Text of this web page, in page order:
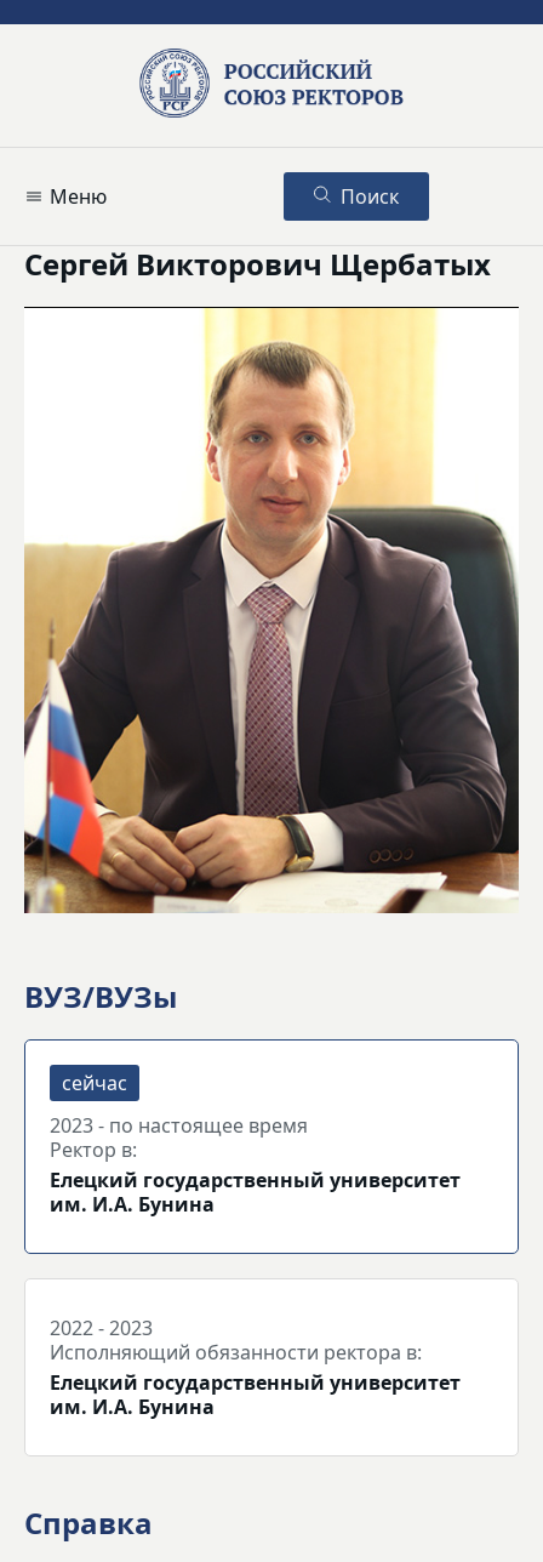
Меню Поиск
Сергей Викторович Щербатых
ВУЗ/ВУЗы
2023 - по настоящее время
Ректор в:
Елецкий государственный университет
им. И.А. Бунина
2022 - 2023
Исполняющий обязанности ректора в:
Елецкий государственный университет
им. И.А. Бунина
Справка